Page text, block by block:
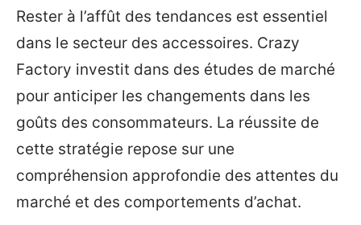
Rester à l’affût des tendances est essentiel
dans le secteur des accessoires. Crazy
Factory investit dans des études de marché
pour anticiper les changements dans les
goûts des consommateurs. La réussite de
cette stratégie repose sur une
compréhension approfondie des attentes du
marché et des comportements d’achat.